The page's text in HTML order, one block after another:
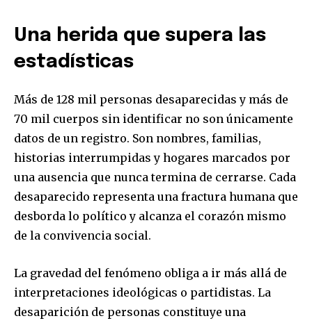
Una herida que supera las
estadísticas
Más de 128 mil personas desaparecidas y más de
70 mil cuerpos sin identificar no son únicamente
datos de un registro. Son nombres, familias,
historias interrumpidas y hogares marcados por
una ausencia que nunca termina de cerrarse. Cada
desaparecido representa una fractura humana que
desborda lo político y alcanza el corazón mismo
de la convivencia social.
La gravedad del fenómeno obliga a ir más allá de
interpretaciones ideológicas o partidistas. La
desaparición de personas constituye una